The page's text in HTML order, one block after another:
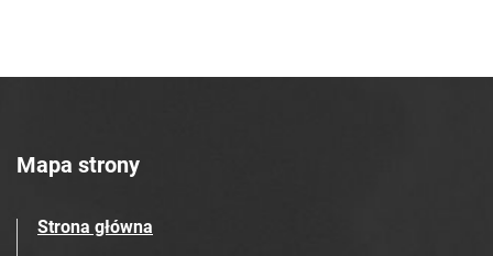
Tarnowskie Azoty : Organ Samorządu
Feliksa Dzierżyńskiego. 1968, nr 47
Mapa strony
Strona główna